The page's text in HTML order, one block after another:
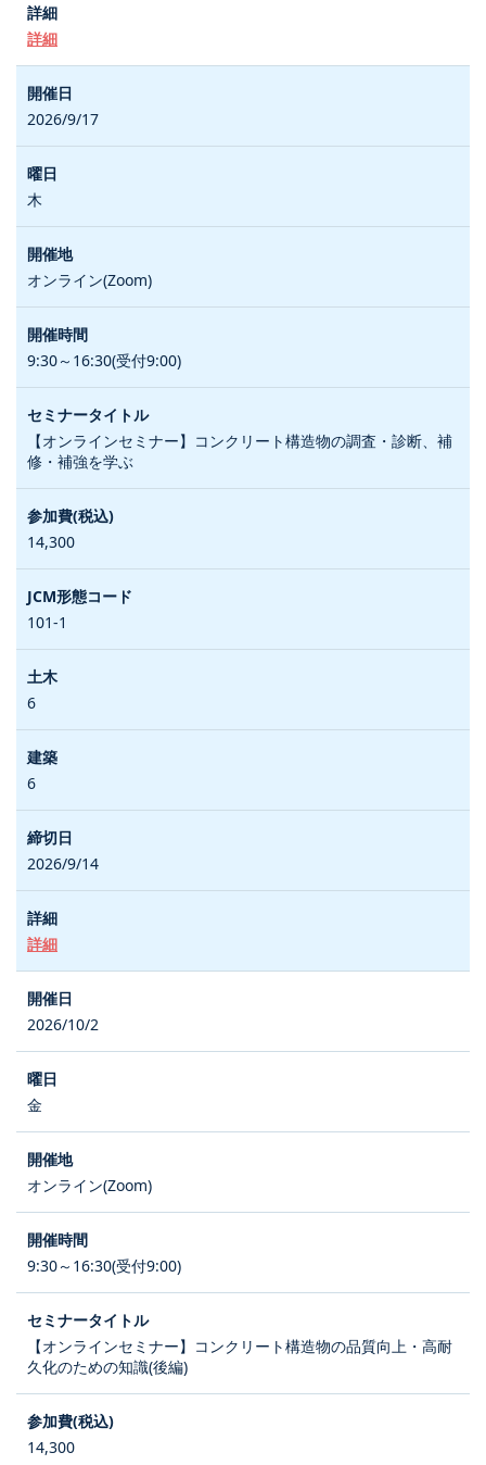
詳細
2026/9/17
木
オンライン(Zoom)
9:30～16:30(受付9:00)
【オンラインセミナー】コンクリート構造物の調査・診断、補
修・補強を学ぶ
14,300
101-1
6
6
2026/9/14
詳細
2026/10/2
金
オンライン(Zoom)
9:30～16:30(受付9:00)
【オンラインセミナー】コンクリート構造物の品質向上・高耐
久化のための知識(後編)
14,300